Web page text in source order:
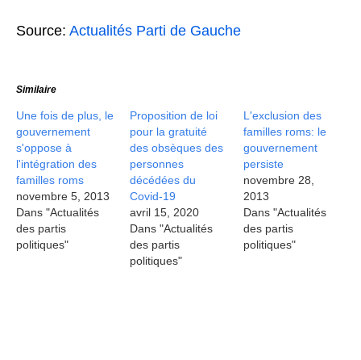
Source: Actualités Parti de Gauche
Similaire
Une fois de plus, le
gouvernement
s'oppose à
l'intégration des
familles roms
novembre 5, 2013
Dans "Actualités
des partis
politiques"
Proposition de loi
pour la gratuité
des obsèques des
personnes
décédées du
Covid-19
avril 15, 2020
Dans "Actualités
des partis
politiques"
L'exclusion des
familles roms: le
gouvernement
persiste
novembre 28,
2013
Dans "Actualités
des partis
politiques"